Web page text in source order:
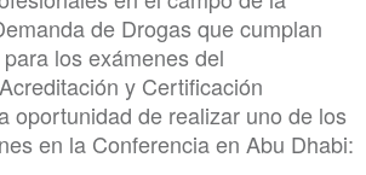
de Drogas que cumplan
para los exámenes del
y Certificación
oportunidad de realizar uno de los
en la Conferencia en Abu Dhabi: